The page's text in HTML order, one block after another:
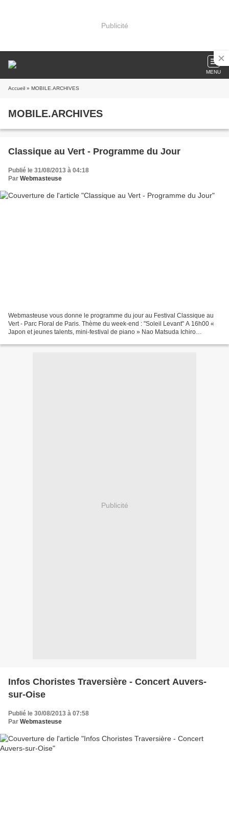
Publicité
MENU
Accueil » MOBILE.ARCHIVES
MOBILE.ARCHIVES
Classique au Vert - Programme du Jour
Publié le 31/08/2013 à 04:18
Par Webmasteuse
Webmasteuse vous donne le programme du jour au Festival Classique au
Vert - Parc Floral de Paris. Thème du week-end : "Soleil Levant" A 16h00 «
Japon et jeunes talents, mini-festival de piano » Nao Matsuda Ichiro
Publicité
Infos Choristes Traversière - Concert Auvers-
sur-Oise
Publié le 30/08/2013 à 07:58
Par Webmasteuse